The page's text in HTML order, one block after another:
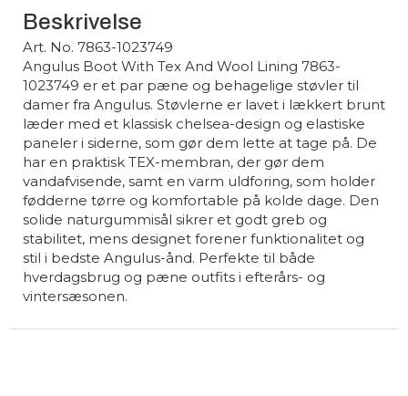
Beskrivelse
Art. No. 7863-1023749
Angulus Boot With Tex And Wool Lining 7863-
1023749 er et par pæne og behagelige støvler til
damer fra Angulus. Støvlerne er lavet i lækkert brunt
læder med et klassisk chelsea-design og elastiske
paneler i siderne, som gør dem lette at tage på. De
har en praktisk TEX-membran, der gør dem
vandafvisende, samt en varm uldforing, som holder
fødderne tørre og komfortable på kolde dage. Den
solide naturgummisål sikrer et godt greb og
stabilitet, mens designet forener funktionalitet og
stil i bedste Angulus-ånd. Perfekte til både
hverdagsbrug og pæne outfits i efterårs- og
vintersæsonen.